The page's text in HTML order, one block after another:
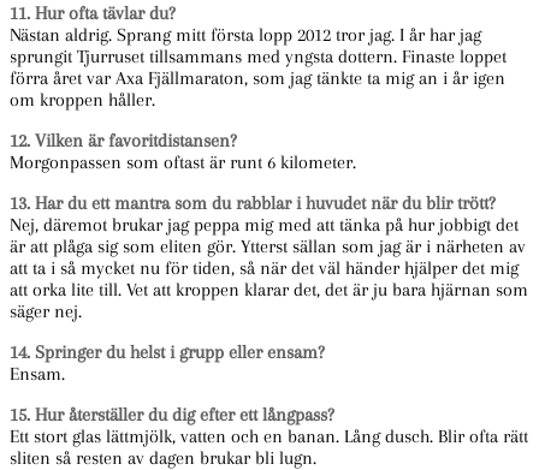
11. Hur ofta tävlar du?
Nästan aldrig. Sprang mitt första lopp 2012 tror jag. I år har jag
sprungit Tjurruset tillsammans med yngsta dottern. Finaste loppet
förra året var Axa Fjällmaraton, som jag tänkte ta mig an i år igen
om kroppen håller.
12. Vilken är favoritdistansen?
Morgonpassen som oftast är runt 6 kilometer.
13. Har du ett mantra som du rabblar i huvudet när du blir trött?
Nej, däremot brukar jag peppa mig med att tänka på hur jobbigt det
är att plåga sig som eliten gör. Ytterst sällan som jag är i närheten av
att ta i så mycket nu för tiden, så när det väl händer hjälper det mig
att orka lite till. Vet att kroppen klarar det, det är ju bara hjärnan som
säger nej.
14. Springer du helst i grupp eller ensam?
Ensam.
15. Hur återställer du dig efter ett långpass?
Ett stort glas lättmjölk, vatten och en banan. Lång dusch. Blir ofta rätt
sliten så resten av dagen brukar bli lugn.